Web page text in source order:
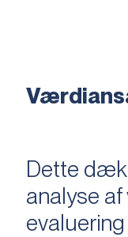
Dette
analyse